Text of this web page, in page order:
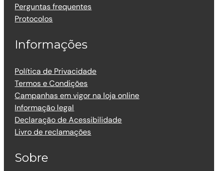
Perguntas frequentes
Protocolos
Informações
Política de Privacidade
Termos e Condições
Campanhas em vigor na loja online
Informação legal
Declaração de Acessibilidade
Livro de reclamações
Sobre